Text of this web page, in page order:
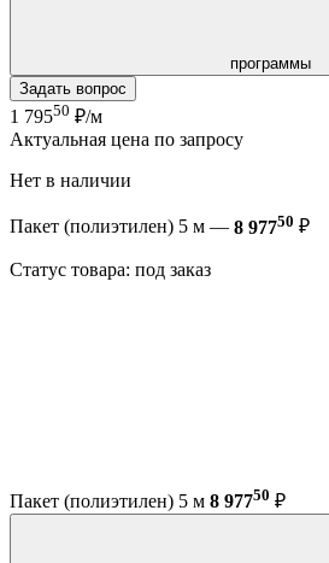
программы
Задать вопрос
1 79550 ₽/м
Актуальная цена по запросу
Нет в наличии
Пакет (полиэтилен) 5 м — 8 97750 ₽
Статус товара: под заказ
Пакет (полиэтилен) 5 м 8 97750 ₽